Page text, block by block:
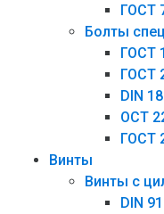
ГОСТ
Болты
ГОСТ
ГОСТ
DIN
ОСТ
ГОСТ
Винты
Винты с
DIN